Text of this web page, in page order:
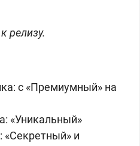
релизу.
с «Премиумный» на
«Уникальный»
«Секретный» и